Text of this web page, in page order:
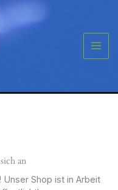
an
Shop ist in Arbeit